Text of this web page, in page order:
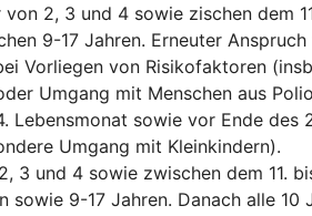
von 2, 3 und 4 sowie zischen dem
9-17 Jahren. Erneuter
Vorliegen von Risikofaktoren
Umgang mit Menschen aus
Lebensmonat sowie vor Ende des
Umgang mit Kleinkindern).
3 und 4 sowie zwischen dem 11.
sowie 9-17 Jahren. Danach alle 10